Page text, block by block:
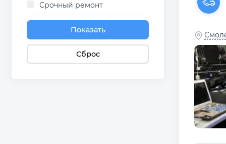
Срочный ремонт
Показать
Сброс